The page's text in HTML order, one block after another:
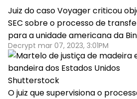
Juiz do caso Voyager criticou
SEC sobre o processo de
para a unidade americana da
Decrypt mar 07, 2023, 3:01PM
Shutterstock
O juiz que supervisiona o